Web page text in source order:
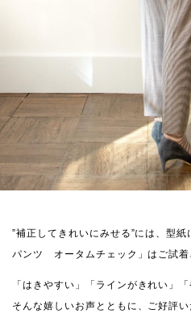
”補正してきれいにみせる”には、型
パンツ オータムチェック」はご試着
「はきやすい」「ラインがきれい」
そんな嬉しいお声とともに、ご好評い